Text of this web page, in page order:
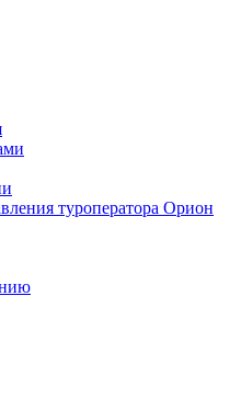
туроператора Орион